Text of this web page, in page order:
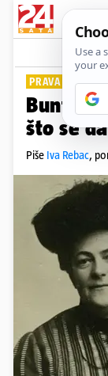
PRAVA
što se
Piše Iva Rebac,